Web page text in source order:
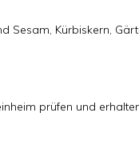
Sesam, Kürbiskern,
prüfen und